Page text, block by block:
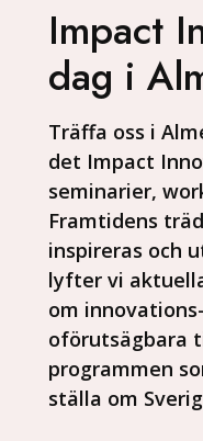
Impact
dag i
Träffa oss i
det Impact
seminarier,
Framtidens
inspireras och
lyfter vi
om
oförutsägbara
programmen
ställa om